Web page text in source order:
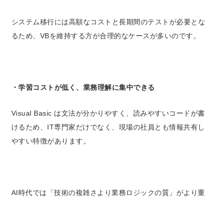
システム移行には高額なコストと長期間のテストが必要とな
るため、VBを維持する方が合理的なケースが多いのです。
・学習コストが低く、業務理解に集中できる
Visual Basic は文法が分かりやすく、読みやすいコードが書
けるため、 IT専門家だけでなく、現場の社員とも情報共有し
やすい特徴があります。
AI時代では「技術の複雑さより業務ロジックの質」がより重